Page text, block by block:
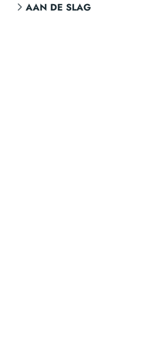
AAN DE SLAG